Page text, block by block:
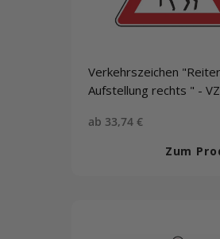
Verkehrszeichen
Aufstellung rechts " -
Sonderpreis
ab 33,74 €
Zum